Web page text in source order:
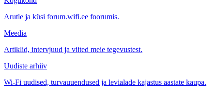
Arutle ja küsi forum.wifi.ee foorumis.
Meedia
Artiklid, intervjuud ja viited meie tegevustest.
Uudiste arhiiv
Wi-Fi uudised, turvauuendused ja levialade kajastus aastate kaupa.